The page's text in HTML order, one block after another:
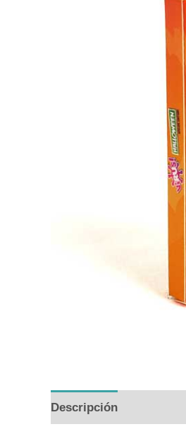
Descripción